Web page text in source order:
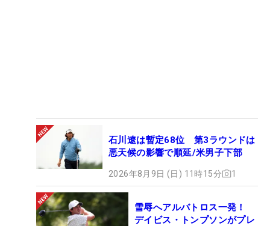
石川遼は暫定68位 第3ラウンドは
悪天候の影響で順延/米男子下部
2026年8月9日 (日) 11時15分 1
雪辱へアルバトロス一発！
デイビス・トンプソンがプレ